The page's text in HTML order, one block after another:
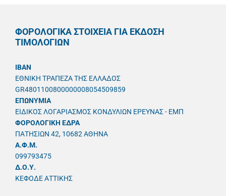
ΦΟΡΟΛΟΓΙΚΑ ΣΤΟΙΧΕΙΑ ΓΙΑ ΕΚΔΟΣΗ
ΤΙΜΟΛΟΓΙΩΝ
IBAN
ΕΘΝΙΚΗ ΤΡΑΠΕΖΑ ΤΗΣ ΕΛΛΑΔΟΣ
GR4801100800000008054509859
ΕΠΩΝΥΜΙΑ
ΕΙΔΙΚΟΣ ΛΟΓΑΡΙΑΣΜΟΣ ΚΟΝΔΥΛΙΩΝ ΕΡΕΥΝΑΣ - ΕΜΠ
ΦΟΡΟΛΟΓΙΚΗ ΕΔΡΑ
ΠΑΤΗΣΙΩΝ 42, 10682 ΑΘΗΝΑ
A.Φ.Μ.
099793475
Δ.Ο.Υ.
ΚΕΦΟΔΕ ΑΤΤΙΚΗΣ